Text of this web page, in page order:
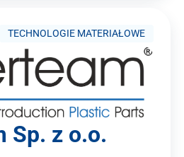
TECHNOLOGIE MATERIAŁOWE
Sp. z o.o.